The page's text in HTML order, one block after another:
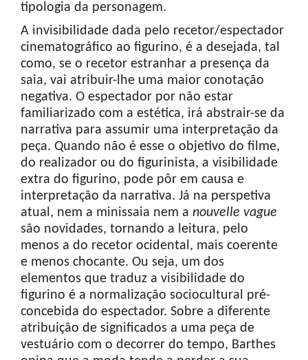
tipologia da personagem.
A invisibilidade dada pelo recetor/espectador
cinematográfico ao figurino, é a desejada, tal
como, se o recetor estranhar a presença da
saia, vai atribuir-lhe uma maior conotação
negativa. O espectador por não estar
familiarizado com a estética, irá abstrair-se da
narrativa para assumir uma interpretação da
peça. Quando não é esse o objetivo do filme,
do realizador ou do figurinista, a visibilidade
extra do figurino, pode pôr em causa e
interpretação da narrativa. Já na perspetiva
atual, nem a minissaia nem a nouvelle vague
são novidades, tornando a leitura, pelo
menos a do recetor ocidental, mais coerente
e menos chocante. Ou seja, um dos
elementos que traduz a visibilidade do
figurino é a normalização sociocultural pré-
concebida do espectador. Sobre a diferente
atribuição de significados a uma peça de
vestuário com o decorrer do tempo, Barthes